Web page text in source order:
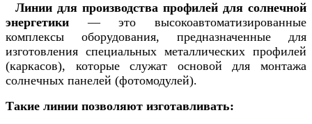
Линии для производства профилей для солнечной
энергетики — это высокоавтоматизированные
комплексы оборудования, предназначенные для
изготовления специальных металлических профилей
(каркасов), которые служат основой для монтажа
солнечных панелей (фотомодулей).
Такие линии позволяют изготавливать: